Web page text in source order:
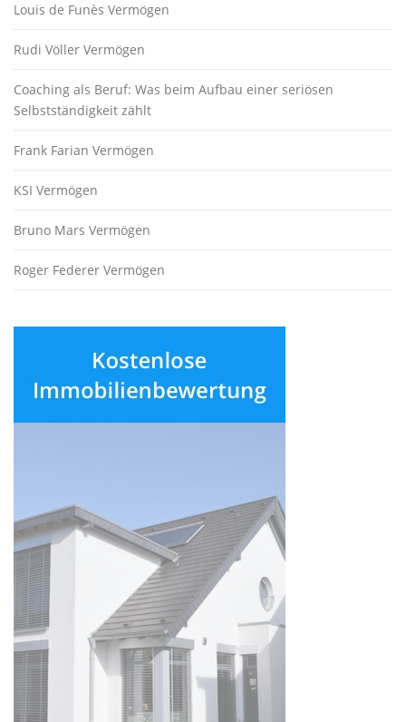
Louis de Funès Vermögen
Rudi Völler Vermögen
Coaching als Beruf: Was beim Aufbau einer seriösen
Selbstständigkeit zählt
Frank Farian Vermögen
KSI Vermögen
Bruno Mars Vermögen
Roger Federer Vermögen